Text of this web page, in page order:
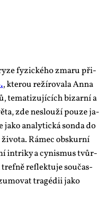
fy­zic­ké­ho zma­ru při­
, kte­rou re­ží­ro­va­la An­na
te­ma­ti­zu­jí­cích bi­zar­ní a
zde ne­slou­ží pou­ze ja­
ana­ly­tic­ká son­da do
Rá­mec ob­skur­ní
in­tri­ky a cy­nis­mus tvůr­
tref­ně re­flek­tu­je sou­čas­
tragé­dii ja­ko